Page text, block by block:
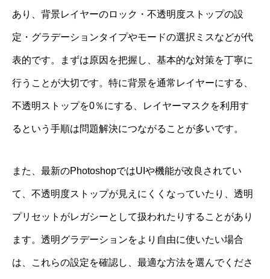
あり、背景レイヤーのロック・不透明度ストップの設
定・グラデーションタイプやモードの選択ミスなどが代
表的です。まずは原因を把握し、基本的な対策を丁寧に
行うことが大切です。特に背景を通常レイヤーにする、
不透明ストップを0％にする、レイヤーマスクを利用す
るという手順は問題解決につながることが多いです。
また、最新のPhotoshopではUIや機能が改良されてい
て、不透明度ストップが見えにくくなっていたり、透明
プリセットがレガシーとして扱われたりすることがあり
ます。透明グラデーションをより自由に使いたい場合
は、これらの設定を確認し、最適な方法を選んでくださ